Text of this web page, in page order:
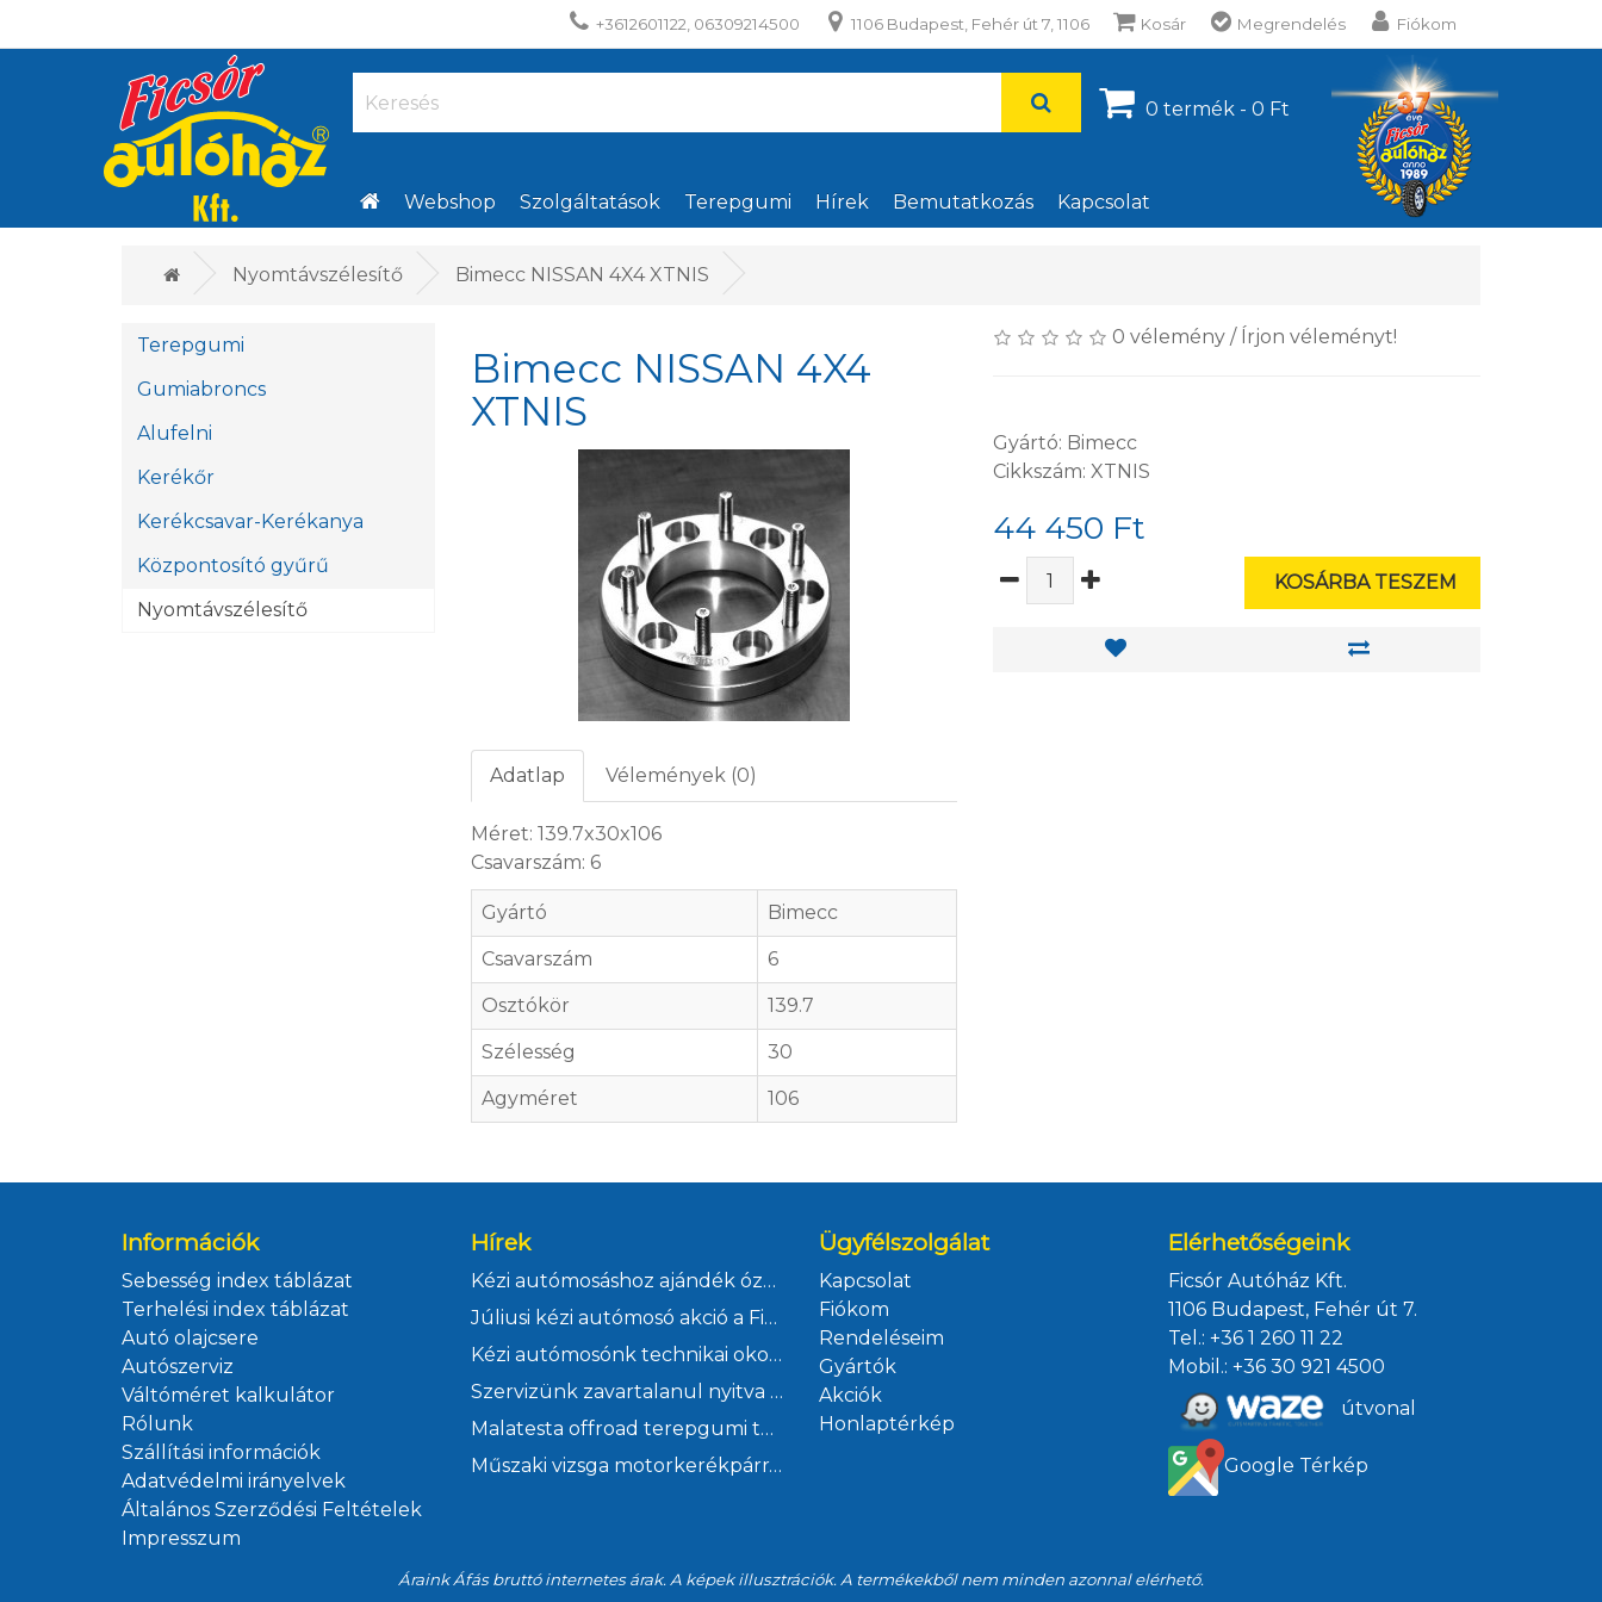
+3612601122, 06309214500 1106 Budapest, Fehér út 7, 1106 Kosár Megrendelés Fiókom
0 termék - 0 Ft
Webshop Szolgáltatások Terepgumi Hírek Bemutatkozás Kapcsolat
Nyomtávszélesítő Bimecc NISSAN 4X4 XTNIS
Terepgumi
Gumiabroncs
Alufelni
Kerékőr
Kerékcsavar-Kerékanya
Központosító gyűrű
Nyomtávszélesítő
Bimecc NISSAN 4X4
XTNIS
Adatlap Vélemények (0)
Méret: 139.7x30x106
Csavarszám: 6
Gyártó Bimecc
Csavarszám 6
Osztókör 139.7
Szélesség 30
Agyméret 106
0 vélemény / Írjon véleményt!
Gyártó: Bimecc
Cikkszám: XTNIS
44 450 Ft
KOSÁRBA TESZEM
Információk
Sebesség index táblázat
Terhelési index táblázat
Autó olajcsere
Autószerviz
Váltóméret kalkulátor
Rólunk
Szállítási információk
Adatvédelmi irányelvek
Általános Szerződési Feltételek
Impresszum
Hírek
Kézi autómosáshoz ajándék ózonos klímafertőtlenítés
Júliusi kézi autómosó akció a Ficsór Autóháznál
Kézi autómosónk technikai okok miatt szombaton zárva
Szervizünk zavartalanul nyitva tart a Fehér út - Finommechanika csomópont átépítése alatt
Malatesta offroad terepgumi tavaszi akció a Ficsór Autóháznál
Műszaki vizsga motorkerékpárra mindössze 1 óra alatt Kőbányán a Ficsór Autóháznál
Ügyfélszolgálat
Kapcsolat
Fiókom
Rendeléseim
Gyártók
Akciók
Honlaptérkép
Elérhetőségeink
Ficsór Autóház Kft.
1106 Budapest, Fehér út 7.
Tel.: +36 1 260 11 22
Mobil.: +36 30 921 4500
útvonal
Google Térkép
Áraink Áfás bruttó internetes árak. A képek illusztrációk. A termékekből nem minden azonnal elérhető.